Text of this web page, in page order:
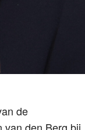
de
van den Berg bij